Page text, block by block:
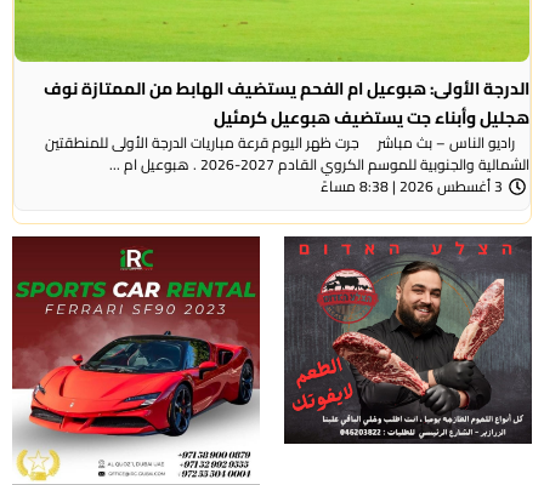
الدرجة الأولى: هبوعيل ام الفحم يستضيف الهابط من الممتازة نوف
هجليل وأبناء جت يستضيف هبوعيل كرمئيل
راديو الناس – بث مباشر جرت ظهر اليوم قرعة مباريات الدرجة الأولى للمنطقتين
الشمالية والجنوبية للموسم الكروي القادم 2027-2026 . هبوعيل ام ...
3 أغسطس 2026 | 8:38 مساءً